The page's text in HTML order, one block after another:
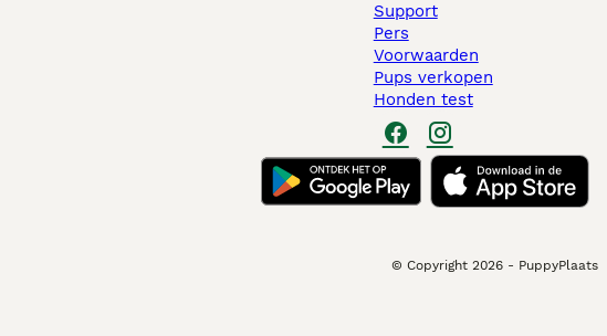
Support
Pers
Voorwaarden
Pups verkopen
Honden test
© Copyright 2026 - PuppyPlaats